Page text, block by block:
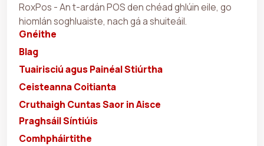
RoxPos - An t-ardán POS den chéad ghlúin eile, go
hiomlán soghluaiste, nach gá a shuiteáil.
Gnéithe
Blag
Tuairisciú agus Painéal Stiúrtha
Ceisteanna Coitianta
Cruthaigh Cuntas Saor in Aisce
Praghsáil Síntiúis
Comhpháirtithe